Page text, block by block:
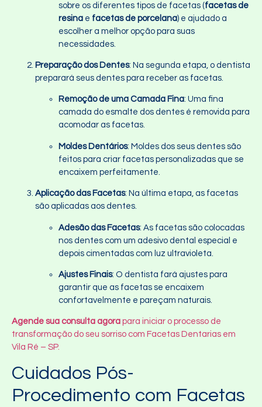
sobre os diferentes tipos de facetas (facetas de
resina e facetas de porcelana) e ajudado a
escolher a melhor opção para suas
necessidades.
Preparação dos Dentes: Na segunda etapa, o dentista
preparará seus dentes para receber as facetas.
Remoção de uma Camada Fina: Uma fina
camada do esmalte dos dentes é removida para
acomodar as facetas.
Moldes Dentários: Moldes dos seus dentes são
feitos para criar facetas personalizadas que se
encaixem perfeitamente.
Aplicação das Facetas: Na última etapa, as facetas
são aplicadas aos dentes.
Adesão das Facetas: As facetas são colocadas
nos dentes com um adesivo dental especial e
depois cimentadas com luz ultravioleta.
Ajustes Finais: O dentista fará ajustes para
garantir que as facetas se encaixem
confortavelmente e pareçam naturais.
Agende sua consulta agora para iniciar o processo de
transformação do seu sorriso com Facetas Dentarias em
Vila Ré – SP.
Cuidados Pós-
Procedimento com Facetas